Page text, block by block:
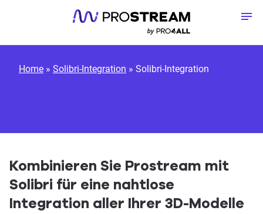
Home » Solibri-Integration » Solibri-Integration
Kombinieren Sie Prostream mit
Solibri für eine nahtlose
Integration aller Ihrer 3D-Modelle